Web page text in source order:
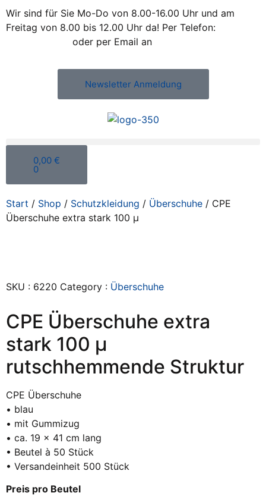
Wir sind für Sie Mo-Do von 8.00-16.00 Uhr und am
Freitag von 8.00 bis 12.00 Uhr da! Per Telefon:
oder per Email an
Newsletter Anmeldung
0,00 €
0
Start / Shop / Schutzkleidung / Überschuhe / CPE
Überschuhe extra stark 100 µ
SKU : 6220 Category : Überschuhe
CPE Überschuhe extra
stark 100 µ
rutschhemmende Struktur
CPE Überschuhe
• blau
• mit Gummizug
• ca. 19 x 41 cm lang
• Beutel à 50 Stück
• Versandeinheit 500 Stück
Preis pro Beutel